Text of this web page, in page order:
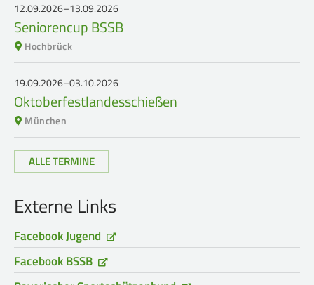
12.09.2026–13.09.2026
Seniorencup BSSB
Hochbrück
19.09.2026–03.10.2026
Oktoberfestlandesschießen
München
ALLE TERMINE
Externe Links
Facebook Jugend
Facebook BSSB